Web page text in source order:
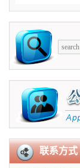
联系方式